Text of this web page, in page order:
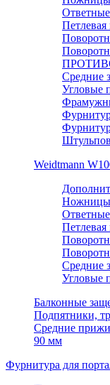
Средние
Угловые
Weidtmann
Ножницы
Средние
Угловые
Балконные
Подпятники,
Средние
90 мм
Фурнитура для